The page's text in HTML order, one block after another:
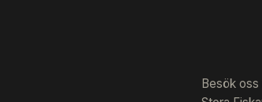
Besök oss